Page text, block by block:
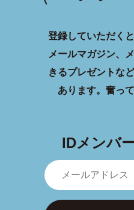
登録していただく
メールマガジン、
きるプレゼントな
あります。 奮っ
IDメンバ